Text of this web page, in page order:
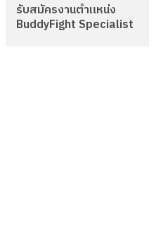
รับสมัครงานตำแหน่ง
BuddyFight Specialist